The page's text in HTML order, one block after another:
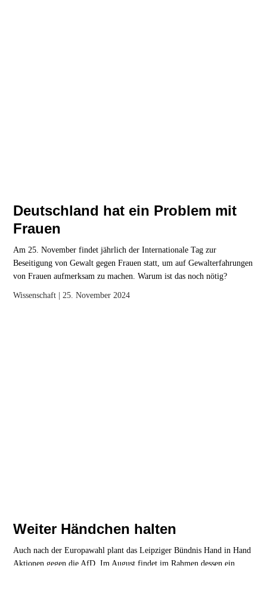
Deutschland hat ein Problem mit
Frauen
Am 25. November findet jährlich der Internationale Tag zur
Beseitigung von Gewalt gegen Frauen statt, um auf Gewalterfahrungen
von Frauen aufmerksam zu machen. Warum ist das noch nötig?
Wissenschaft | 25. November 2024
Weiter Händchen halten
Auch nach der Europawahl plant das Leipziger Bündnis Hand in Hand
Aktionen gegen die AfD. Im August findet im Rahmen dessen ein